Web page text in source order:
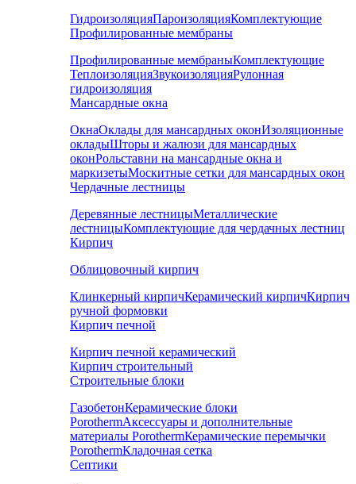
ГидроизоляцияПароизоляцияКомплектующие
Профилированные мембраны
Профилированные мембраныКомплектующие
ТеплоизоляцияЗвукоизоляцияРулонная
гидроизоляция
Мансардные окна
ОкнаОклады для мансардных оконИзоляционные
окладыШторы и жалюзи для мансардных
оконРольставни на мансардные окна и
маркизетыМоскитные сетки для мансардных окон
Чердачные лестницы
Деревянные лестницыМеталлические
лестницыКомплектующие для чердачных лестниц
Кирпич
Облицовочный кирпич
Клинкерный кирпичКерамический кирпичКирпич
ручной формовки
Кирпич печной
Кирпич печной керамический
Кирпич строительный
Строительные блоки
ГазобетонКерамические блоки
PorothermАксессуары и дополнительные
материалы PorothermКерамические перемычки
PorothermКладочная сетка
Септики